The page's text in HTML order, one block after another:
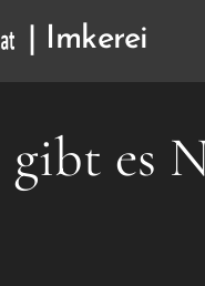
| Imkerei
es